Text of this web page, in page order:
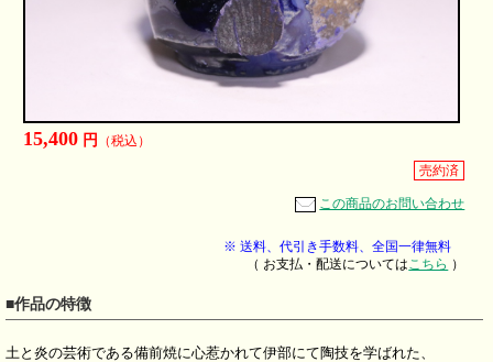
15,400 円
（税込）
売約済
この商品のお問い合わせ
※ 送料、代引き手数料、全国一律無料
（ お支払・配送については こちら ）
■作品の特徴
土と炎の芸術である備前焼に心惹かれて伊部にて陶技を学ばれた、